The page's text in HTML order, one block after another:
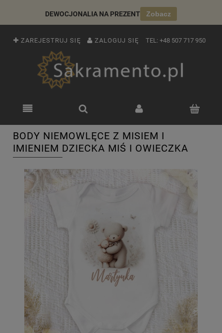
DEWOCJONALIA NA PREZENT Zobacz
ZAREJESTRUJ SIĘ ZALOGUJ SIĘ TEL: +48 507 717 950
BODY NIEMOWLĘCE Z MISIEM I
IMIENIEM DZIECKA MIŚ I OWIECZKA